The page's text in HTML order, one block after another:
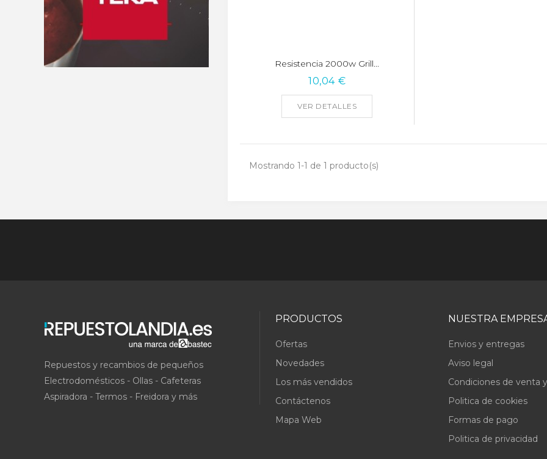
Resistencia 2000w Grill...
10,04 €
VER DETALLES
Mostrando 1-1 de 1 producto(s)
Repuestos y recambios de pequeños
Electrodomésticos - Ollas - Cafeteras
Aspiradora - Termos - Freidora y más
PRODUCTOS
Ofertas
Novedades
Los más vendidos
Contáctenos
Mapa Web
NUESTRA
Envios y entregas
Aviso legal
Condiciones de venta
Politica de cookies
Formas de pago
Politica de privacidad